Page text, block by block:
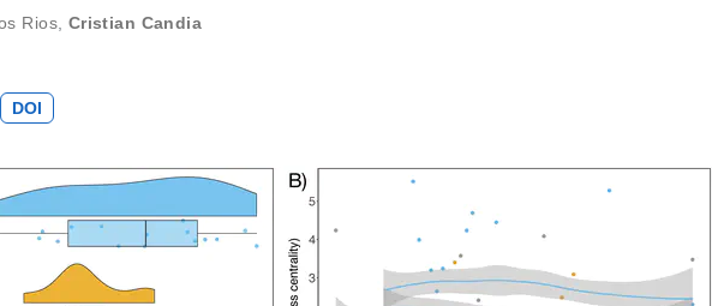
Rios, Cristian Candia
DOI